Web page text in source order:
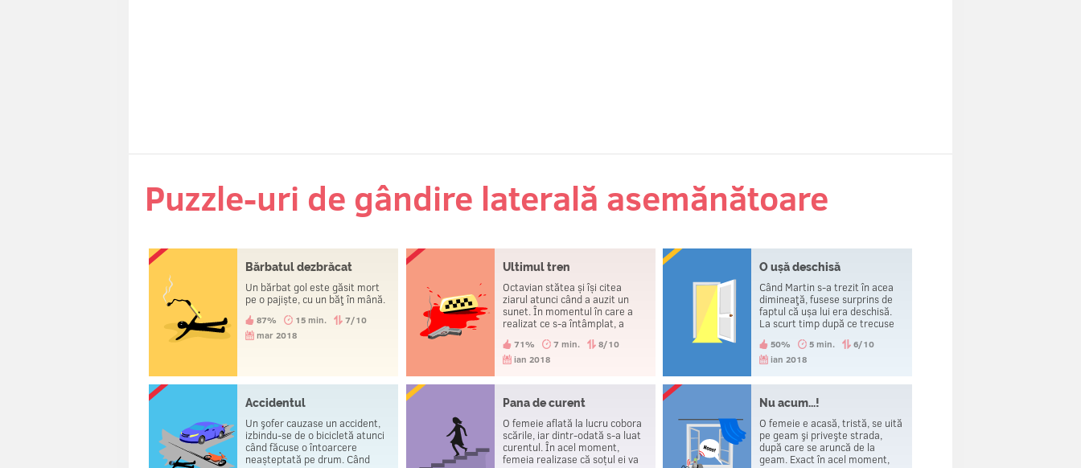
Puzzle-uri de gândire laterală asemănătoare
Bărbatul dezbrăcat
Un bărbat gol este găsit mort
pe o pajiște, cu un băţ în mână.
87% 15 min.
7/10
mar 2018
Ultimul tren
Octavian stătea și își citea
ziarul atunci când a auzit un
sunet. În momentul în care a
realizat ce s-a întâmplat, a
nu prinsese trenul la timp. La
scurt timp după aceea, s-a
71% 7 min.
8/10
ian 2018
O ușă deschisă
Când Martin s-a trezit în acea
dimineaţă, fusese surprins de
faptul că ușa lui era deschisă.
La scurt timp după ce trecuse
a întâmplat?
50% 5 min.
6/10
ian 2018
Accidentul
Un şofer cauzase un accident,
izbindu-se de o bicicletă atunci
când făcuse o întoarcere
neașteptată pe drum. Când
Pana de curent
O femeie aflată la lucru cobora
scările, iar dintr-odată s-a luat
curentul. În acel moment,
femeia realizase că soțul ei va
Nu acum...!
O femeie e acasă, tristă, se uită
pe geam şi priveşte strada,
după care se aruncă de la
geam. Exact în acel moment,